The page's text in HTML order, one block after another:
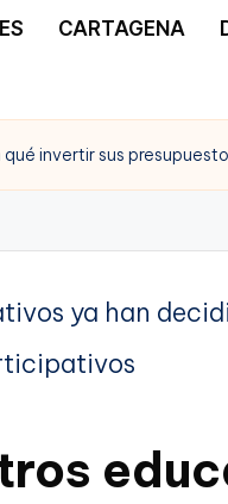
CARTAGENA
invertir sus